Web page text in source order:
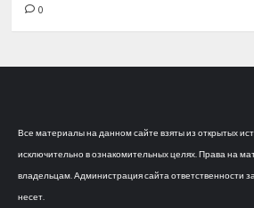
0
Все материалы на данном сайте взяты из открытых
исключительно в ознакомительных целях. Права на
владельцам. Администрация сайта ответственности
несет.